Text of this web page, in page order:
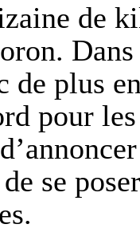
de
Dans
de plus
pour
se